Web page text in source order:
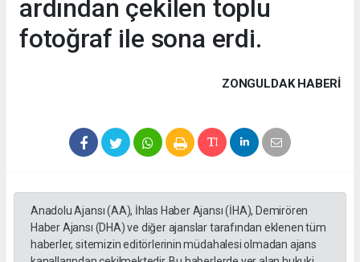
ardından çekilen toplu
fotoğraf ile sona erdi.
ZONGULDAK HABERİ
Anadolu Ajansı (AA), İhlas Haber Ajansı (İHA), Demirören
Haber Ajansı (DHA) ve diğer ajanslar tarafından eklenen tüm
haberler, sitemizin editörlerinin müdahalesi olmadan ajans